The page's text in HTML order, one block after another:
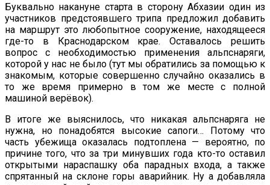
Буквально накануне старта в сторону Абхазии один из
участников предстоявшего трипа предложил добавить
на маршрут это любопытное сооружение, находящееся
где-то в Краснодарском крае. Оставалось решить
вопрос с необходимостью применения альпснаряги,
которой у нас не было (тут мы обратились за помощью к
знакомым, которые совершенно случайно оказались в
то же время примерно в том же месте с полной
машиной верёвок).
В итоге же выяснилось, что никакая альпснаряга не
нужна, но понадобятся высокие сапоги… Потому что
часть убежища оказалась подтоплена — вероятно, по
причине того, что за три минувших года кто-то оставил
открытыми нараспашку оба парадных входа, а также
спрятанный на склоне горы аварийник. Ну а добавляла